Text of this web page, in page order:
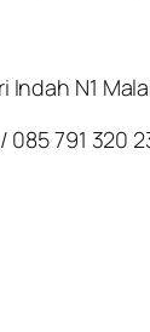
Indah N1
791 320